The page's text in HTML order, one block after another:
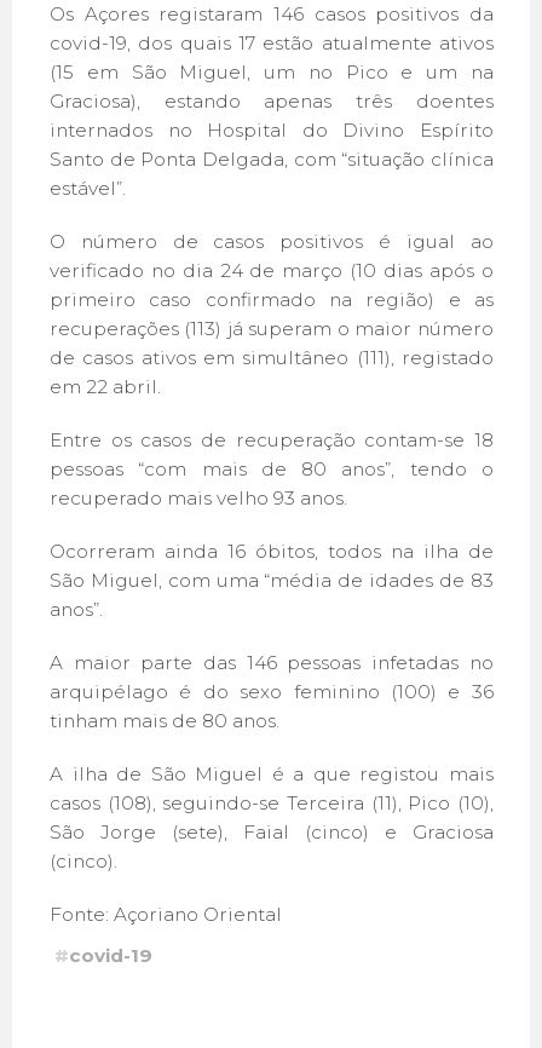
Os Açores registaram 146 casos positivos da
covid-19, dos quais 17 estão atualmente ativos
(15 em São Miguel, um no Pico e um na
Graciosa), estando apenas três doentes
internados no Hospital do Divino Espírito
Santo de Ponta Delgada, com “situação clínica
estável”.
O número de casos positivos é igual ao
verificado no dia 24 de março (10 dias após o
primeiro caso confirmado na região) e as
recuperações (113) já superam o maior número
de casos ativos em simultâneo (111), registado
em 22 abril.
Entre os casos de recuperação contam-se 18
pessoas “com mais de 80 anos”, tendo o
recuperado mais velho 93 anos.
Ocorreram ainda 16 óbitos, todos na ilha de
São Miguel, com uma “média de idades de 83
anos”.
A maior parte das 146 pessoas infetadas no
arquipélago é do sexo feminino (100) e 36
tinham mais de 80 anos.
A ilha de São Miguel é a que registou mais
casos (108), seguindo-se Terceira (11), Pico (10),
São Jorge (sete), Faial (cinco) e Graciosa
(cinco).
Fonte: Açoriano Oriental
#covid-19